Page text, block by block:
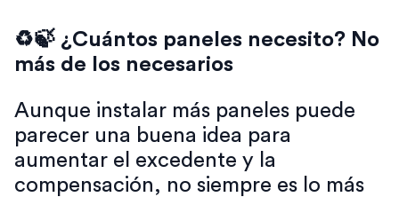
♻🍃 ¿Cuántos paneles necesito? No
más de los necesarios
Aunque instalar más paneles puede
parecer una buena idea para
aumentar el excedente y la
compensación, no siempre es lo más